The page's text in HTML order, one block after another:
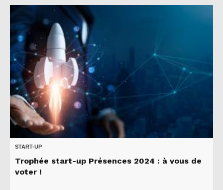
START-UP
Trophée start-up Présences 2024 : à vous de
voter !